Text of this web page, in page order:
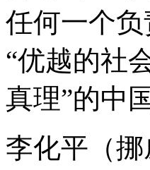
任何一个
“优越的社
真理”的中
李化平（挪